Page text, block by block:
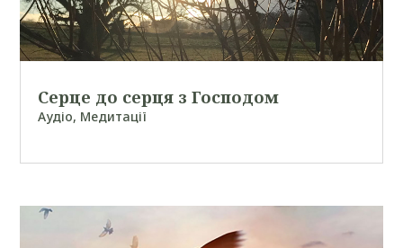
Серце до серця з Господом
Аудіо, Медитації